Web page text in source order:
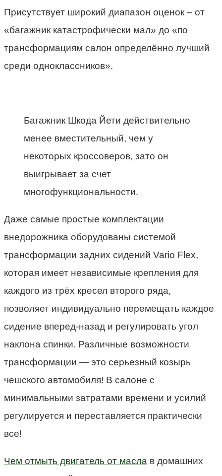
Присутствует широкий диапазон оценок – от
«багажник катастрофически мал» до «по
трансформациям салон определённо лучший
среди одноклассников».
Багажник Шкода Йети действительно
менее вместительный, чем у
некоторых кроссоверов, зато он
выигрывает за счет
многофункциональности.
Даже самые простые комплектации
внедорожника оборудованы системой
трансформации задних сидений Vario Flex,
которая имеет независимые крепления для
каждого из трёх кресел второго ряда,
позволяет индивидуально перемещать каждое
сидение вперед-назад и регулировать угол
наклона спинки. Различные возможности
трансформации — это серьезный козырь
чешского автомобиля! В салоне с
минимальными затратами времени и усилий
регулируется и переставляется практически
все!
Чем отмыть двигатель от масла в домашних